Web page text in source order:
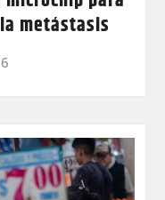
metástasis